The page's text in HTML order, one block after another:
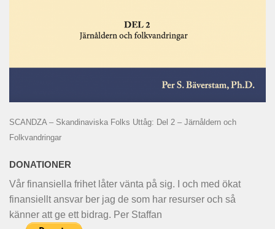
SCANDZA – Skandinaviska Folks Uttåg: Del 2 – Järnåldern och
Folkvandringar
DONATIONER
Vår finansiella frihet låter vänta på sig. I och med ökat
finansiellt ansvar ber jag de som har resurser och så
känner att ge ett bidrag. Per Staffan